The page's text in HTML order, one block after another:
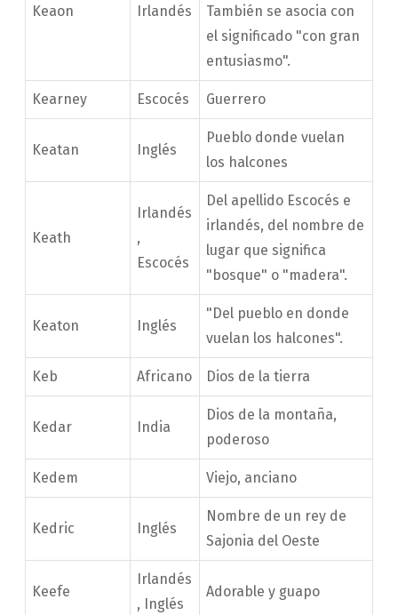
Keaon Irlandés
También se asocia con
el significado "con gran
entusiasmo".
Kearney Escocés Guerrero
Keatan Inglés
Pueblo donde vuelan
los halcones
Keath
Irlandés
,
Escocés
Del apellido Escocés e
irlandés, del nombre de
lugar que significa
"bosque" o "madera".
Keaton Inglés
"Del pueblo en donde
vuelan los halcones".
Keb Africano Dios de la tierra
Kedar India
Dios de la montaña,
poderoso
Kedem Viejo, anciano
Kedric Inglés
Nombre de un rey de
Sajonia del Oeste
Keefe
Irlandés
, Inglés
Adorable y guapo